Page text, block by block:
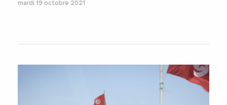
mardi 19 octobre 2021